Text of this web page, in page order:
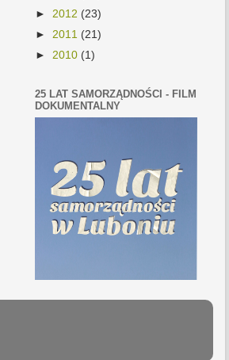
► 2012 (23)
► 2011 (21)
► 2010 (1)
25 LAT SAMORZĄDNOŚCI - FILM
DOKUMENTALNY